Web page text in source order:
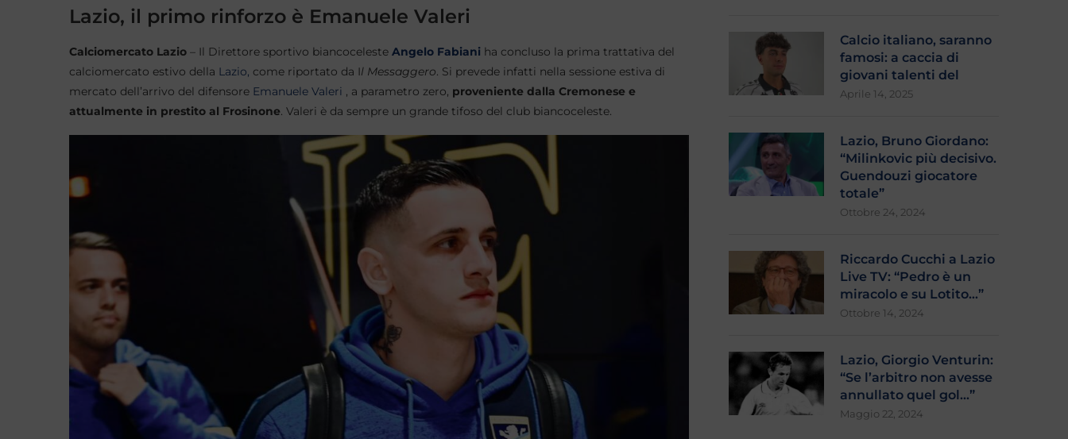
Lazio, il primo rinforzo è Emanuele Valeri
Calciomercato Lazio – Il Direttore sportivo biancoceleste Angelo Fabiani ha concluso la prima trattativa del
calciomercato estivo della Lazio, come riportato da Il Messaggero. Si prevede infatti nella sessione estiva di
mercato dell’arrivo del difensore Emanuele Valeri , a parametro zero, proveniente dalla Cremonese e
attualmente in prestito al Frosinone. Valeri è da sempre un grande tifoso del club biancoceleste.
Calcio italiano, saranno
famosi: a caccia di
giovani talenti del
Aprile 14, 2025
Lazio, Bruno Giordano:
“Milinkovic più decisivo.
Guendouzi giocatore
totale”
Ottobre 24, 2024
Riccardo Cucchi a Lazio
Live TV: “Pedro è un
miracolo e su Lotito…”
Ottobre 14, 2024
Lazio, Giorgio Venturin:
“Se l’arbitro non avesse
annullato quel gol…”
Maggio 22, 2024